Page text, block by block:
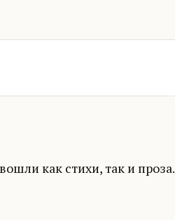
как стихи, так и проза.